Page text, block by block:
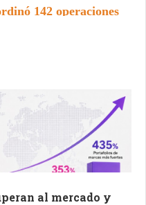
142 operaciones
que permitieron el
al mercado y